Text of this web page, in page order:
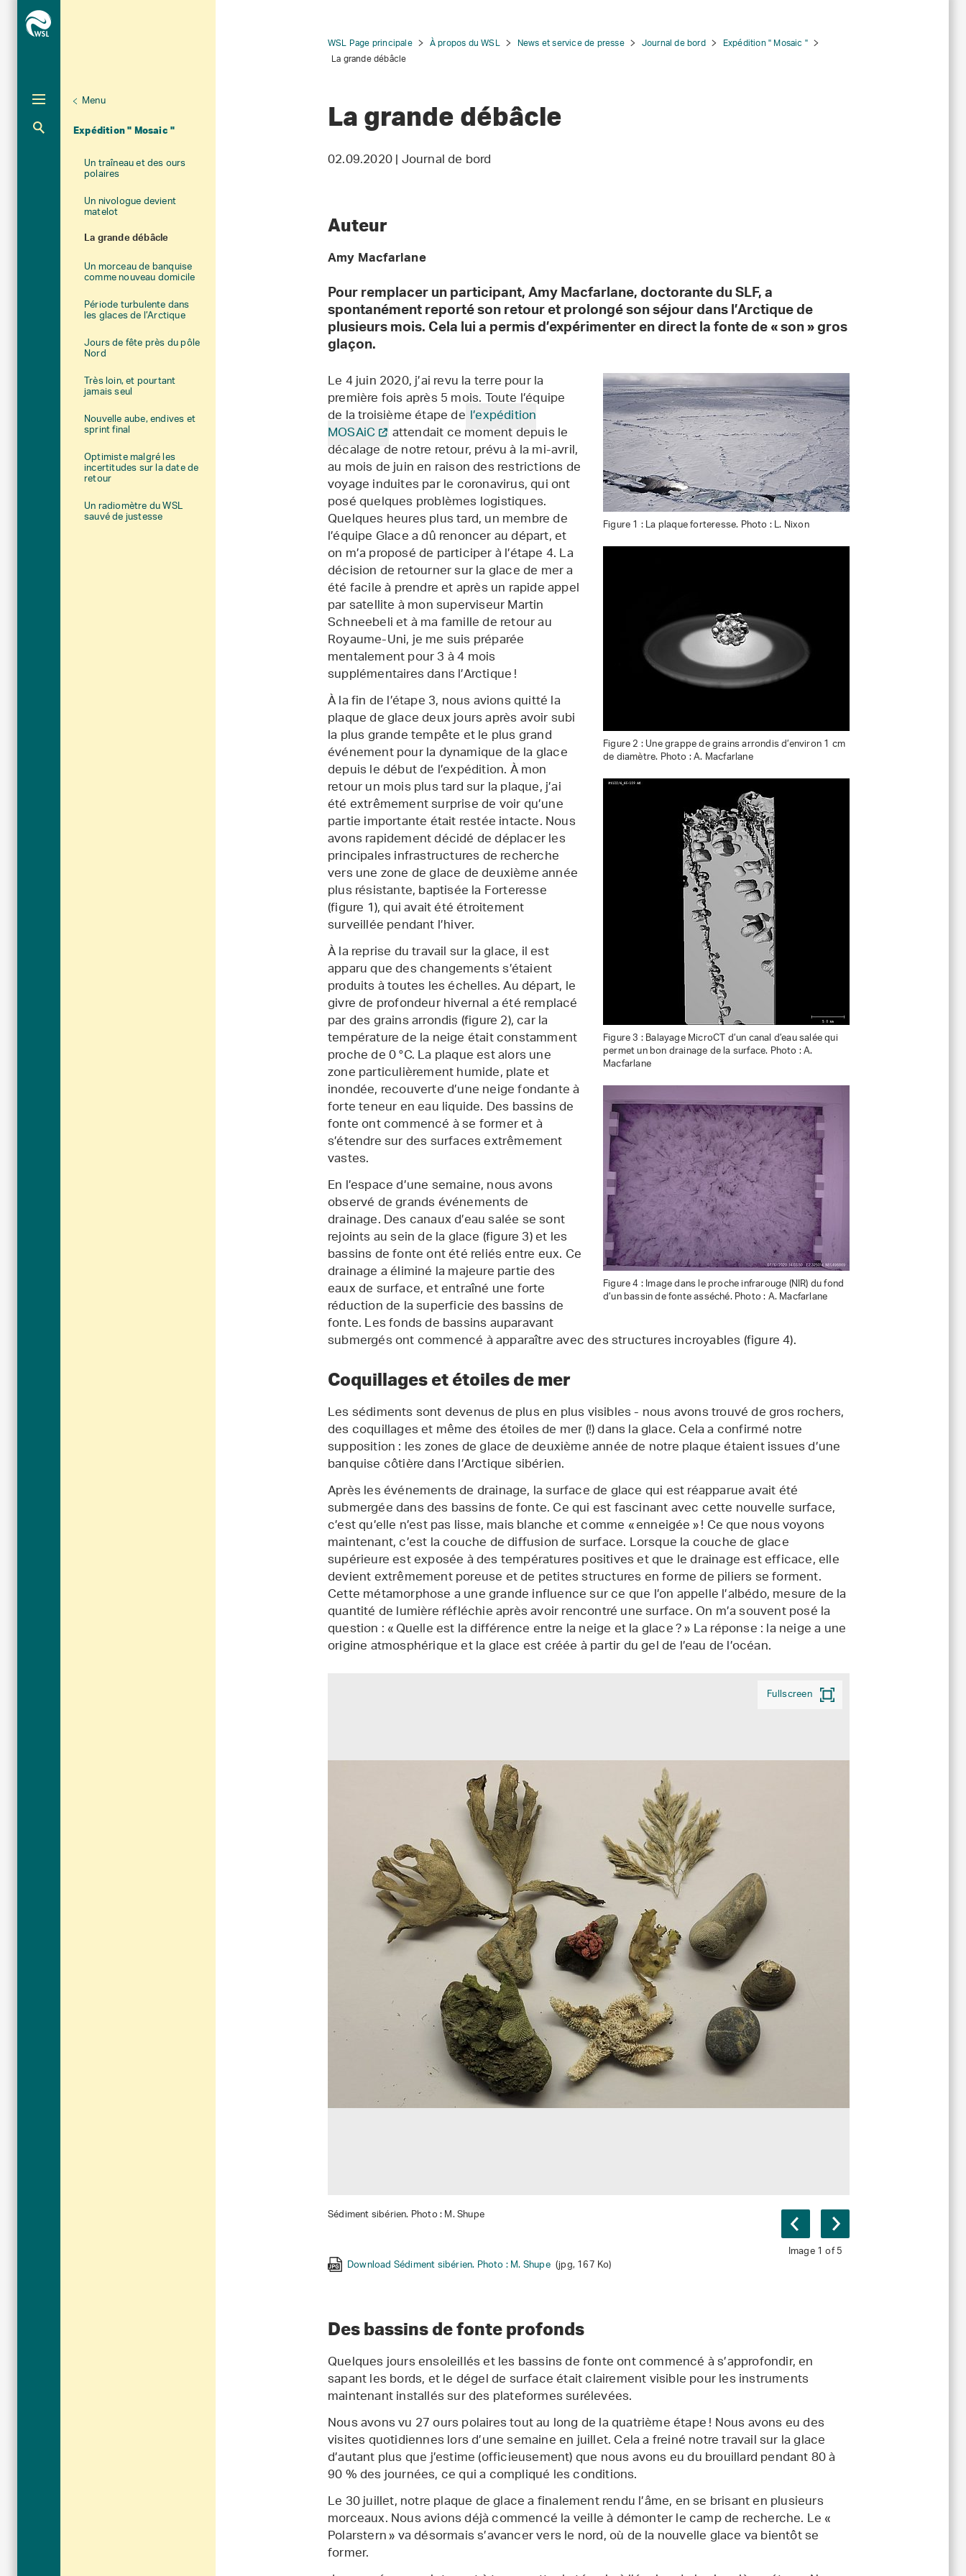
Unternavigation
Menu
Expédition " Mosaic "
Aktuelle Navigation
Un traîneau et des ours
polaires
Un nivologue devient
matelot
La grande débâcle
Un morceau de banquise
comme nouveau domicile
Période turbulente dans
les glaces de l’Arctique
Jours de fête près du pôle
Nord
Très loin, et pourtant
jamais seul
Nouvelle aube, endives et
sprint final
Optimiste malgré les
incertitudes sur la date de
retour
Un radiomètre du WSL
sauvé de justesse
WSL Page principale À propos du WSL News et service de presse Journal de bord
Expédition " Mosaic "
La grande débâcle
La grande débâcle
02.09.2020 | Journal de bord
Auteur
Amy Macfarlane
Pour remplacer un participant, Amy Macfarlane, doctorante du SLF, a
spontanément reporté son retour et prolongé son séjour dans l’Arctique de
plusieurs mois. Cela lui a permis d’expérimenter en direct la fonte de « son » gros
glaçon.
Figure 1 : La plaque forteresse. Photo : L. Nixon
Figure 2 : Une grappe de grains arrondis d’environ 1 cm
de diamètre. Photo : A. Macfarlane
Figure 3 : Balayage MicroCT d’un canal d’eau salée qui
permet un bon drainage de la surface. Photo : A.
Macfarlane
Figure 4 : Image dans le proche infrarouge (NIR) du fond
d’un bassin de fonte asséché. Photo : A. Macfarlane
Le 4 juin 2020, j’ai revu la terre pour la
première fois après 5 mois. Toute l’équipe
de la troisième étape de l’expédition
MOSAiC attendait ce moment depuis le
décalage de notre retour, prévu à la mi-avril,
au mois de juin en raison des restrictions de
voyage induites par le coronavirus, qui ont
posé quelques problèmes logistiques.
Quelques heures plus tard, un membre de
l’équipe Glace a dû renoncer au départ, et
on m’a proposé de participer à l’étape 4. La
décision de retourner sur la glace de mer a
été facile à prendre et après un rapide appel
par satellite à mon superviseur Martin
Schneebeli et à ma famille de retour au
Royaume-Uni, je me suis préparée
mentalement pour 3 à 4 mois
supplémentaires dans l’Arctique !
À la fin de l’étape 3, nous avions quitté la
plaque de glace deux jours après avoir subi
la plus grande tempête et le plus grand
événement pour la dynamique de la glace
depuis le début de l’expédition. À mon
retour un mois plus tard sur la plaque, j’ai
été extrêmement surprise de voir qu’une
partie importante était restée intacte. Nous
avons rapidement décidé de déplacer les
principales infrastructures de recherche
vers une zone de glace de deuxième année
plus résistante, baptisée la Forteresse
(figure 1), qui avait été étroitement
surveillée pendant l’hiver.
À la reprise du travail sur la glace, il est
apparu que des changements s’étaient
produits à toutes les échelles. Au départ, le
givre de profondeur hivernal a été remplacé
par des grains arrondis (figure 2), car la
température de la neige était constamment
proche de 0 °C. La plaque est alors une
zone particulièrement humide, plate et
inondée, recouverte d’une neige fondante à
forte teneur en eau liquide. Des bassins de
fonte ont commencé à se former et à
s’étendre sur des surfaces extrêmement
vastes.
En l’espace d’une semaine, nous avons
observé de grands événements de
drainage. Des canaux d’eau salée se sont
rejoints au sein de la glace (figure 3) et les
bassins de fonte ont été reliés entre eux. Ce
drainage a éliminé la majeure partie des
eaux de surface, et entraîné une forte
réduction de la superficie des bassins de
fonte. Les fonds de bassins auparavant
submergés ont commencé à apparaître avec des structures incroyables (figure 4).
Coquillages et étoiles de mer
Les sédiments sont devenus de plus en plus visibles - nous avons trouvé de gros rochers,
des coquillages et même des étoiles de mer (!) dans la glace. Cela a confirmé notre
supposition : les zones de glace de deuxième année de notre plaque étaient issues d’une
banquise côtière dans l’Arctique sibérien.
Après les événements de drainage, la surface de glace qui est réapparue avait été
submergée dans des bassins de fonte. Ce qui est fascinant avec cette nouvelle surface,
c’est qu’elle n’est pas lisse, mais blanche et comme « enneigée » ! Ce que nous voyons
maintenant, c’est la couche de diffusion de surface. Lorsque la couche de glace
supérieure est exposée à des températures positives et que le drainage est efficace, elle
devient extrêmement poreuse et de petites structures en forme de piliers se forment.
Cette métamorphose a une grande influence sur ce que l’on appelle l’albédo, mesure de la
quantité de lumière réfléchie après avoir rencontré une surface. On m’a souvent posé la
question : « Quelle est la différence entre la neige et la glace ? » La réponse : la neige a une
origine atmosphérique et la glace est créée à partir du gel de l’eau de l’océan.
Fullscreen
Image 1 of 5
Sédiment sibérien. Photo : M. Shupe
Download Sédiment sibérien. Photo : M. Shupe (jpg, 167 Ko)
Download MicroCT. Photo : A. Macfarlane(jpg, 197 Ko)
Download Ours et ourson polaires. Photo : L. Nixon (jpg, 170 Ko)
Download Une Amy heureuse travaillant sur la glace. Photo : E. Salganik
Des bassins de fonte profonds
Quelques jours ensoleillés et les bassins de fonte ont commencé à s’approfondir, en
sapant les bords, et le dégel de surface était clairement visible pour les instruments
maintenant installés sur des plateformes surélevées.
Nous avons vu 27 ours polaires tout au long de la quatrième étape ! Nous avons eu des
visites quotidiennes lors d’une semaine en juillet. Cela a freiné notre travail sur la glace
d’autant plus que j’estime (officieusement) que nous avons eu du brouillard pendant 80 à
90 % des journées, ce qui a compliqué les conditions.
Le 30 juillet, notre plaque de glace a finalement rendu l’âme, en se brisant en plusieurs
morceaux. Nous avions déjà commencé la veille à démonter le camp de recherche. Le «
Polarstern » va désormais s’avancer vers le nord, où de la nouvelle glace va bientôt se
former.